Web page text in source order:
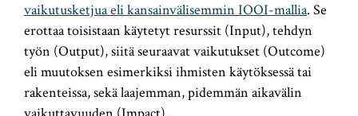
vaikutusketjua eli kansainvälisemmin IOOI-mallia. Se
erottaa toisistaan käytetyt resurssit (Input), tehdyn
työn (Output), siitä seuraavat vaikutukset (Outcome)
eli muutoksen esimerkiksi ihmisten käytöksessä tai
rakenteissa, sekä laajemman, pidemmän aikavälin